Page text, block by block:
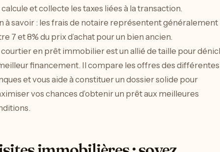
et collecte les taxes liées à la transaction.
à savoir : les frais de notaire représentent généralement
7 et 8% du prix d’achat pour un bien ancien.
courtier en prêt immobilier est un allié de taille pour
financement. Il compare les offres des différentes
et vous aide à constituer un dossier solide pour
vos chances d’obtenir un prêt aux meilleures